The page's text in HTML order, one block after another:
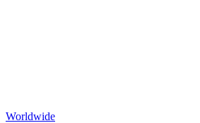
Worldwide